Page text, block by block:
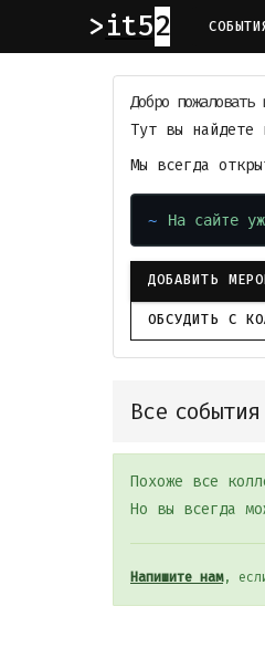
it52
Добро пожаловать
Тут вы найдете
Мы всегда
На сайте
ДОБАВИТЬ
ОБСУДИТЬ С
Все
Похоже все
Но вы всегда
Напишите нам,